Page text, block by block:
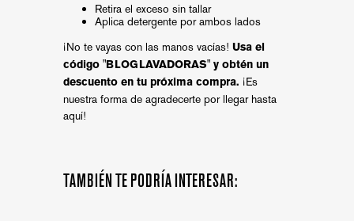
Retira el exceso sin tallar
Aplica detergente por ambos lados
¡No te vayas con las manos vacías! Usa el
código "BLOGLAVADORAS" y obtén un
descuento en tu próxima compra. ¡Es
nuestra forma de agradecerte por llegar hasta
aquí!
TAMBIÉN TE PODRÍA INTERESAR: